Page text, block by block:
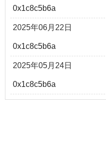
0x1c8c5b6a
2025年06月22日
0x1c8c5b6a
2025年05月24日
0x1c8c5b6a